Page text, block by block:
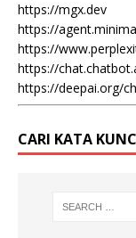
https://mgx.dev
https://
https://
https://
https://deepai.org/
CARI KATA